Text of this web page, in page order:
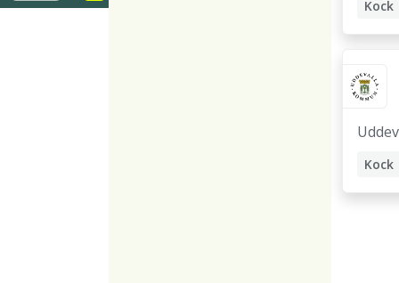
Kock
Kock